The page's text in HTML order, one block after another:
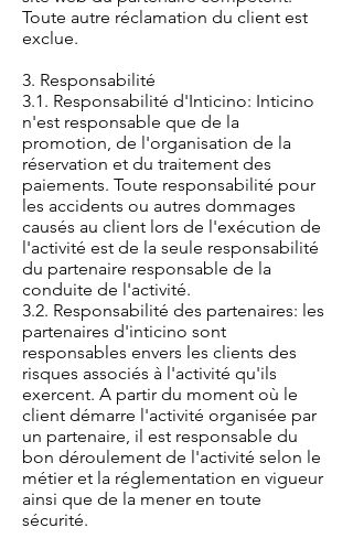
Toute autre réclamation du client est
exclue.
3. Responsabilité
3.1. Responsabilité d'Inticino: Inticino
n'est responsable que de la
promotion, de l'organisation de la
réservation et du traitement des
paiements. Toute responsabilité pour
les accidents ou autres dommages
causés au client lors de l'exécution de
l'activité est de la seule responsabilité
du partenaire responsable de la
conduite de l'activité.
3.2. Responsabilité des partenaires: les
partenaires d'inticino sont
responsables envers les clients des
risques associés à l'activité qu'ils
exercent. A partir du moment où le
client démarre l'activité organisée par
un partenaire, il est responsable du
bon déroulement de l'activité selon le
métier et la réglementation en vigueur
ainsi que de la mener en toute
sécurité.